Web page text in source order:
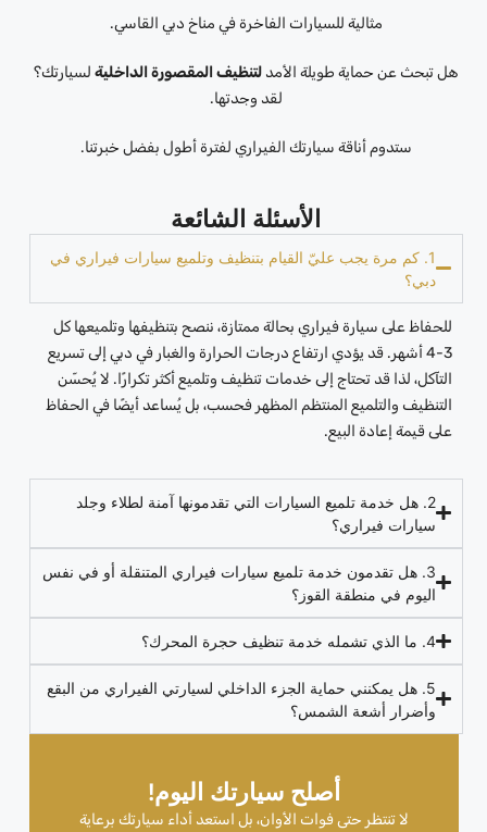
أصلح سيارتك اليوم!
لا تنتظر حتى فوات الأوان، بل استعد أداء سيارتك برعاية
مثالية للسيارات الفاخرة في مناخ دبي القاسي.
هل تبحث عن حماية طويلة الأمد لتنظيف المقصورة الداخلية لسيارتك؟
لقد وجدتها.
ستدوم أناقة سيارتك الفيراري لفترة أطول بفضل خبرتنا.
الأسئلة الشائعة
1. كم مرة يجب عليّ القيام بتنظيف وتلميع سيارات فيراري في
دبي؟
للحفاظ على سيارة فيراري بحالة ممتازة، ننصح بتنظيفها وتلميعها كل
3-4 أشهر. قد يؤدي ارتفاع درجات الحرارة والغبار في دبي إلى تسريع
التآكل، لذا قد تحتاج إلى خدمات تنظيف وتلميع أكثر تكرارًا. لا يُحسّن
التنظيف والتلميع المنتظم المظهر فحسب، بل يُساعد أيضًا في الحفاظ
على قيمة إعادة البيع.
2. هل خدمة تلميع السيارات التي تقدمونها آمنة لطلاء وجلد
سيارات فيراري؟
3. هل تقدمون خدمة تلميع سيارات فيراري المتنقلة أو في نفس
اليوم في منطقة القوز؟
4. ما الذي تشمله خدمة تنظيف حجرة المحرك؟
5. هل يمكنني حماية الجزء الداخلي لسيارتي الفيراري من البقع
وأضرار أشعة الشمس؟